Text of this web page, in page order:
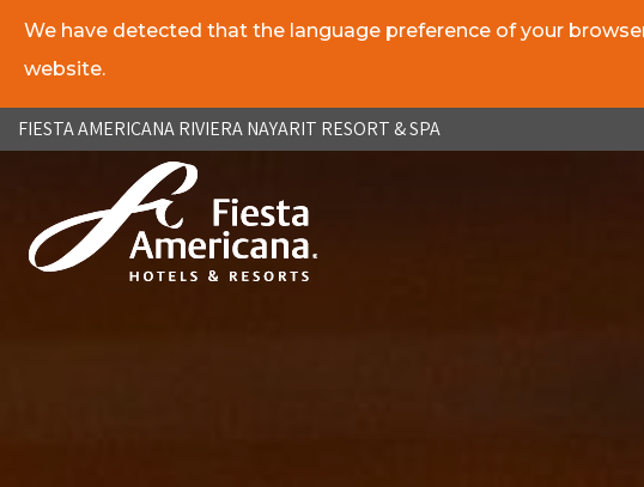
FIESTA AMERICANA RIVIERA NAYARIT RESORT & SPA
We have detected that the language preference of your
website.